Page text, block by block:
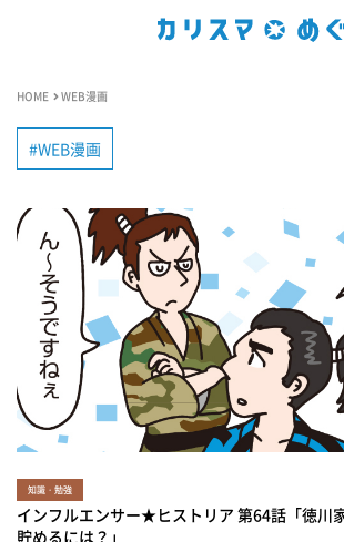
HOME WEB漫画
WEB漫画
知識・勉強
インフルエンサー★ヒストリア 第64話「徳川
貯めるには？」